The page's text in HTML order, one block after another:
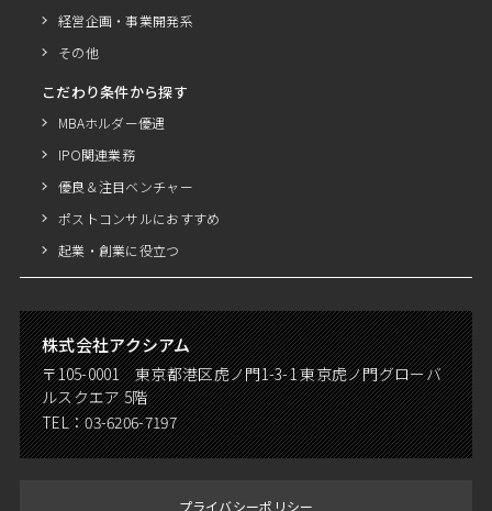
経営企画・事業開発系
その他
こだわり条件から探す
MBAホルダー優遇
IPO関連業務
優良＆注目ベンチャー
ポストコンサルにおすすめ
起業・創業に役立つ
株式会社アクシアム
〒105-0001 東京都港区虎ノ門1-3-1 東京虎ノ門グローバ
ルスクエア 5階
TEL：03-6206-7197
プライバシーポリシー